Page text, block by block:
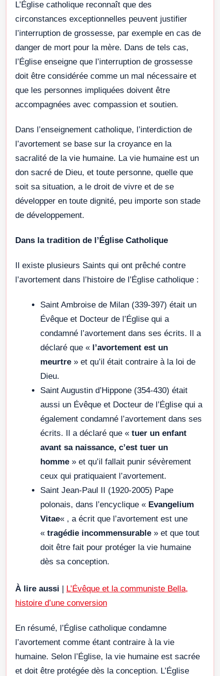
L’Église catholique reconnaît que des
circonstances exceptionnelles peuvent justifier
l’interruption de grossesse, par exemple en cas de
danger de mort pour la mère. Dans de tels cas,
l’Église enseigne que l’interruption de grossesse
doit être considérée comme un mal nécessaire et
que les personnes impliquées doivent être
accompagnées avec compassion et soutien.
Dans l’enseignement catholique, l’interdiction de
l’avortement se base sur la croyance en la
sacralité de la vie humaine. La vie humaine est un
don sacré de Dieu, et toute personne, quelle que
soit sa situation, a le droit de vivre et de se
développer en toute dignité, peu importe son stade
de développement.
Dans la tradition de l’Église Catholique
Il existe plusieurs Saints qui ont prêché contre
l’avortement dans l’histoire de l’Église catholique :
Saint Ambroise de Milan (339-397) était un
Évêque et Docteur de l’Église qui a
condamné l’avortement dans ses écrits. Il a
déclaré que « l’avortement est un
meurtre » et qu’il était contraire à la loi de
Dieu.
Saint Augustin d’Hippone (354-430) était
aussi un Évêque et Docteur de l’Église qui a
également condamné l’avortement dans ses
écrits. Il a déclaré que « tuer un enfant
avant sa naissance, c’est tuer un
homme » et qu’il fallait punir sévèrement
ceux qui pratiquaient l’avortement.
Saint Jean-Paul II (1920-2005) Pape
polonais, dans l’encyclique « Evangelium
Vitae« , a écrit que l’avortement est une
« tragédie incommensurable » et que tout
doit être fait pour protéger la vie humaine
dès sa conception.
À lire aussi | L’Évêque et la communiste Bella,
histoire d’une conversion
En résumé, l’Église catholique condamne
l’avortement comme étant contraire à la vie
humaine. Selon l’Église, la vie humaine est sacrée
et doit être protégée dès la conception. L’Église